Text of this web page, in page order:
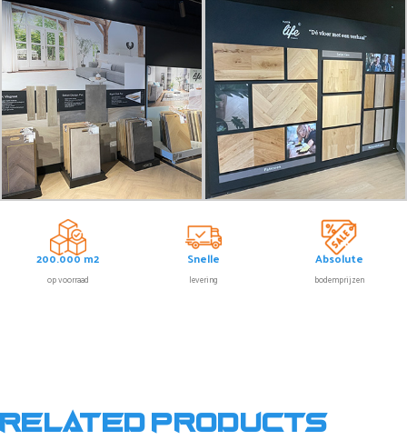
200.000 m2
op voorraad
Snelle
levering
Absolute
bodemprijzen
Related products